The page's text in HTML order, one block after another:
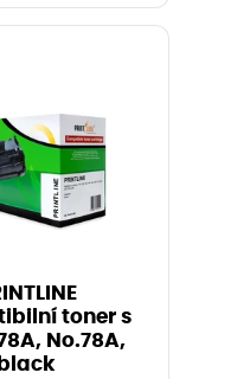
toner s
No.78A,
black